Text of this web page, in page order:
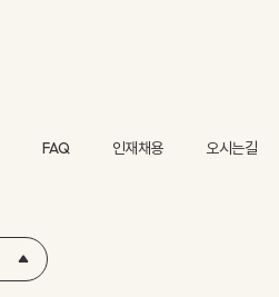
FAQ 인재채용 오시는길